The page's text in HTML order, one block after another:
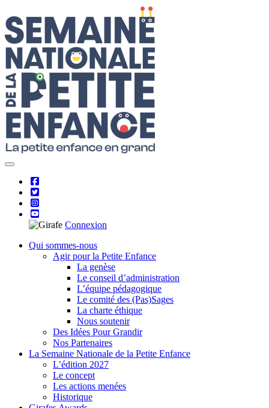
to
content
Connexion
Qui sommes-nous
Agir pour la Petite Enfance
La genèse
Le conseil d’administration
L’équipe pédagogique
Le comité des (Pas)Sages
La charte éthique
Nous soutenir
Des Idées Pour Grandir
Nos Partenaires
La Semaine Nationale de la Petite Enfance
L’édition 2027
Le concept
Les actions menées
Historique